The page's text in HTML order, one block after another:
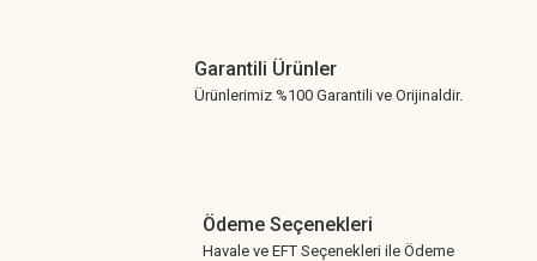
Garantili Ürünler
Ürünlerimiz %100 Garantili ve Orijinaldir.
Ödeme Seçenekleri
Havale ve EFT Seçenekleri ile Ödeme